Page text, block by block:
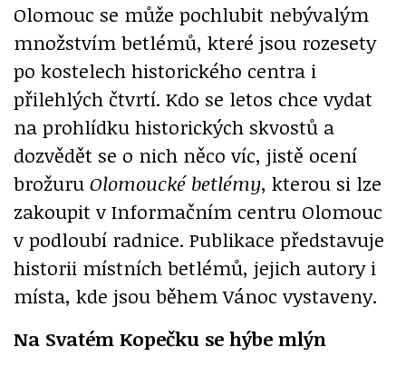
Olomouc se může pochlubit nebývalým
množstvím betlémů, které jsou rozesety
po kostelech historického centra i
přilehlých čtvrtí. Kdo se letos chce vydat
na prohlídku historických skvostů a
dozvědět se o nich něco víc, jistě ocení
brožuru Olomoucké betlémy, kterou si lze
zakoupit v Informačním centru Olomouc
v podloubí radnice. Publikace představuje
historii místních betlémů, jejich autory i
místa, kde jsou během Vánoc vystaveny.
Na Svatém Kopečku se hýbe mlýn